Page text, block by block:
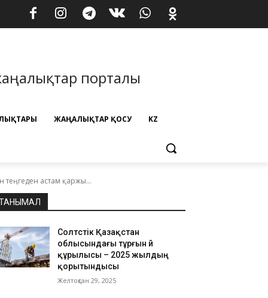
порталы
ЖАҢАЛЫҚТАР ҚОСУ KZ
астам қаржы...
Солтүстік Қазақстан
облысындағы тұрғын үй
құрылысы – 2025 жылдың
қорытындысы
Желтоқсан 29, 2025